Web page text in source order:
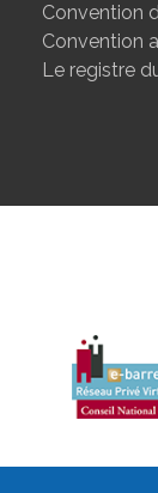
Convention
Convention
Le registre